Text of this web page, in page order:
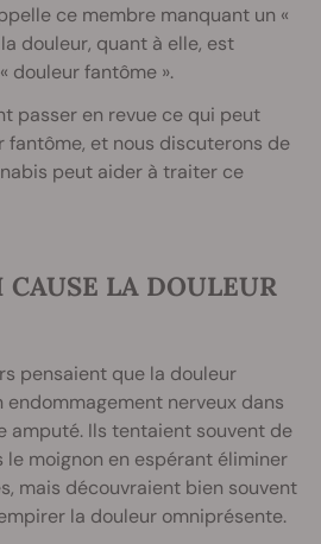
ce membre manquant un «
douleur, quant à elle, est
douleur fantôme ».
passer en revue ce qui peut
fantôme, et nous discuterons de
peut aider à traiter ce
CAUSE LA DOULEUR
pensaient que la douleur
nerveux dans
amputé. Ils tentaient souvent de
moignon en espérant éliminer
mais découvraient bien souvent
la douleur omniprésente.